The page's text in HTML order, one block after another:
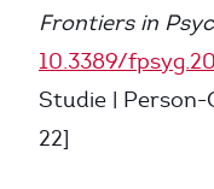
Frontiers in
10.3389/
Studie |
22]